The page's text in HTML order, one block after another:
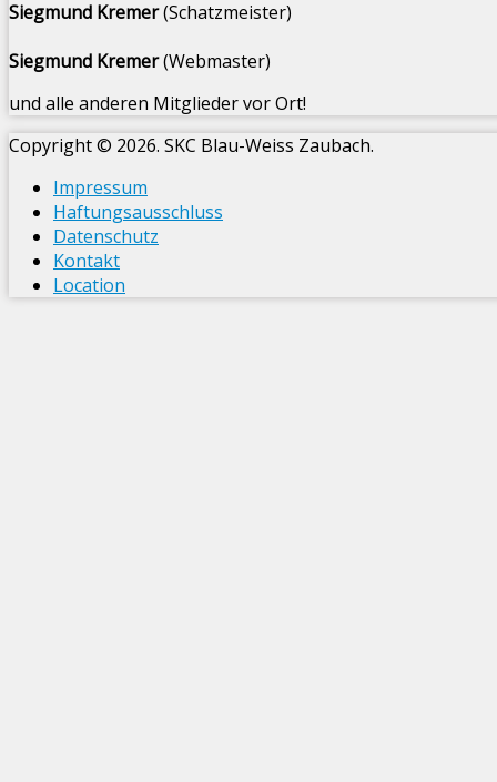
Siegmund Kremer(Schatzmeister)
Siegmund Kremer(Webmaster)
und alle anderen Mitglieder vor Ort!
Copyright © 2026. SKC Blau-Weiss Zaubach.
Impressum
Haftungsausschluss
Datenschutz
Kontakt
Location